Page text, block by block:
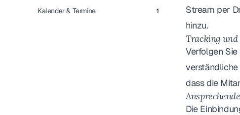
Kalender & Termine 1
Stream per
hinzu.
Tracking und
Verfolgen
verständliche
dass die
Die